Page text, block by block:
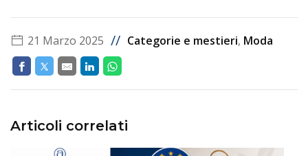
21 Marzo 2025 // Categorie e mestieri, Moda
Articoli correlati